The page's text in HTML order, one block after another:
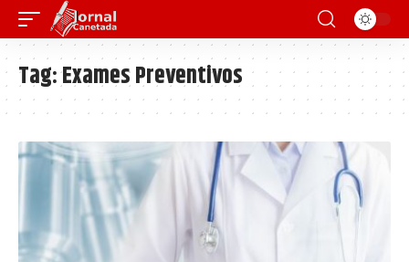
Tag:Exames Preventivos